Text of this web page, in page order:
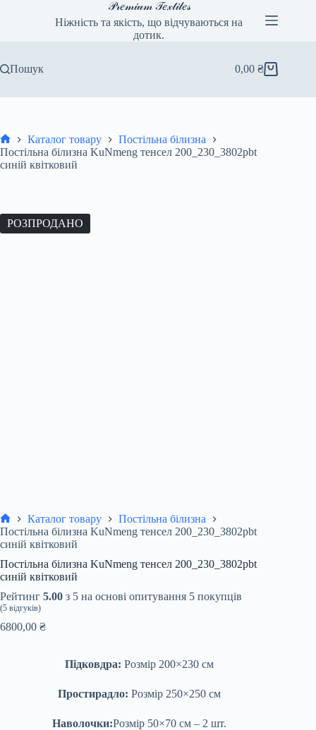
𝒫𝓇𝑒𝓂𝒾𝓊𝓂 𝒯𝑒𝓍𝓉𝒾𝓁𝑒𝓈
Ніжність та якість, що відчуваються на
дотик.
Пошук Кошик
0,00₴
Головна
Каталог товару
Постільна білизна
Постільна білизна KuNmeng тенсел 200_230_3802pbt
синій квітковий
РОЗПРОДАНО
Головна
Каталог товару
Постільна білизна
Постільна білизна KuNmeng тенсел 200_230_3802pbt
синій квітковий
Постільна білизна KuNmeng тенсел 200_230_3802pbt
синій квітковий
Рейтинг 5.00 з 5 на основі опитування 5 покупців
(5 відгуків)
6800,00 ₴
Підковдра: Розмір 200×230 см
Простирадло: Розмір 250×250 см
Наволочки:Розмір 50×70 см – 2 шт.